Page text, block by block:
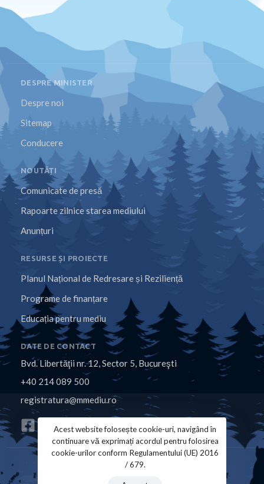
DESPRE MINISTER
Despre noi
Sitemap
Conducere
NOUTĂȚI
Comunicate de presă
Rapoarte zilnice starea mediului
Anunțuri
RESURSE ȘI PROIECTE
Planul Național de Redresare și Reziliență
Programe de finanțare
Educația pentru mediu
DATE DE CONTACT
Bvd. Libertăţii nr. 12, Sector 5, Bucureşti
+40 214 089 500
registratura@mmediu.ro
Acest website folosește cookie-uri, navigând în
continuare vă exprimați acordul pentru folosirea
cookie-urilor conform Regulamentului (UE) 2016
/ 679.